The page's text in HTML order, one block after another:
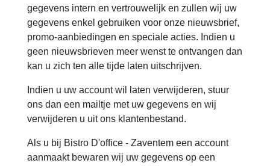
gegevens intern en vertrouwelijk en zullen wij uw
gegevens enkel gebruiken voor onze nieuwsbrief,
promo-aanbiedingen en speciale acties. Indien u
geen nieuwsbrieven meer wenst te ontvangen dan
kan u zich ten alle tijde laten uitschrijven.
Indien u uw account wil laten verwijderen, stuur
ons dan een mailtje met uw gegevens en wij
verwijderen u uit ons klantenbestand.
Als u bij Bistro D'office - Zaventem een account
aanmaakt bewaren wij uw gegevens op een